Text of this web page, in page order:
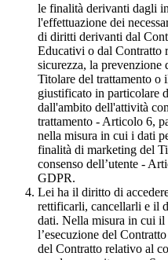
le finalità derivanti dagli
l'effettuazione dei
di diritti derivanti dal
Educativi o dal Contratto
sicurezza, la
Titolare del trattamento o
giustificato in particolare
dall'ambito dell'attività
trattamento - Articolo 6,
nella misura in cui i dati
finalità di marketing del
consenso dell’utente -
GDPR.
Lei ha il diritto di
rettificarli, cancellarli e il
dati. Nella misura in cui il
l’esecuzione del
del Contratto relativo al